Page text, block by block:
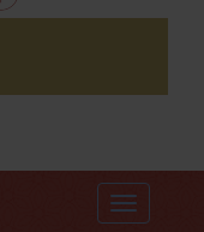
Menu